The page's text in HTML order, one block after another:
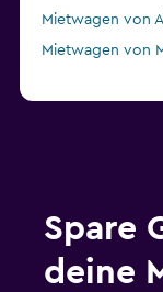
Mietwagen von
Mietwagen von
Spare
deine